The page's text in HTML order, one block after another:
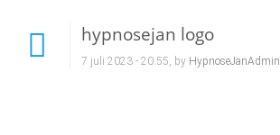
hypnosejan logo
7 juli 2023 - 20:55, by HypnoseJanAdmin